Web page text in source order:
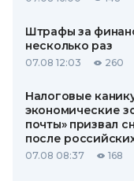
Штрафы за
несколько раз
07.08 12:03 260
Налоговые
экономические
почты» призвал
после
07.08 08:37 168